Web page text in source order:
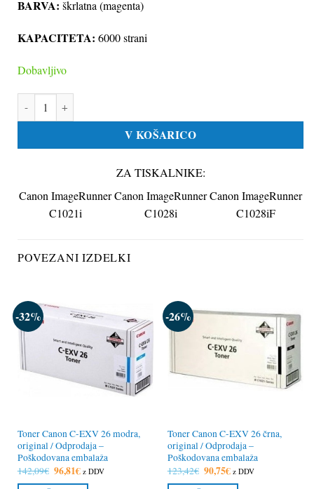
BARVA: škrlatna (magenta)
KAPACITETA: 6000 strani
Dobavljivo
Toner Canon C-EXV 26 škrlatna, original / Odprodaja –
V KOŠARICO
ZA TISKALNIKE:
Canon ImageRunner
C1021i
Canon ImageRunner
C1028i
Canon ImageRunner
C1028iF
POVEZANI IZDELKI
-32%
Toner Canon C-EXV 26 modra,
original / Odprodaja –
Poškodovana embalaža
142,09€ Izvirna
cena
96,81€Trenutna
cena
z DDV
-26%
Toner Canon C-EXV 26 črna,
original / Odprodaja –
Poškodovana embalaža
123,42€ Izvirna
cena
90,75€Trenutna
cena
z DDV